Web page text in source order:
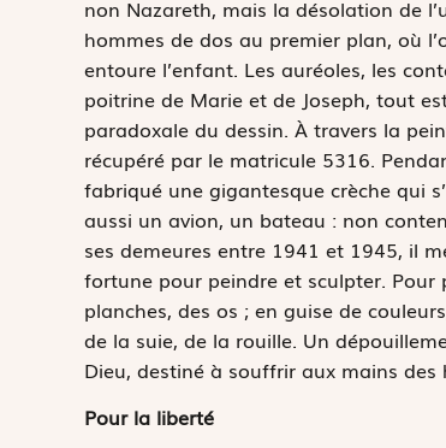
non Nazareth, mais la désolation de
hommes de dos au premier plan, où
entoure l’enfant. Les auréoles, les
poitrine de Marie et de Joseph, tout
paradoxale du dessin. À travers la
récupéré par le matricule 5316.
fabriqué une gigantesque crèche qui
aussi un avion, un bateau : non
ses demeures entre 1941 et 1945, il
fortune pour peindre et sculpter.
planches, des os ; en guise de
de la suie, de la rouille. Un
Dieu, destiné à souffrir aux mains des
Pour la liberté